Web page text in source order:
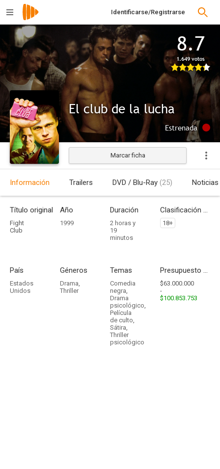
Identificarse/Registrarse
8.7
1.649 votos
El club de la lucha
Estrenada
Marcar ficha
Información Trailers DVD / Blu-Ray (25) Noticias
Título original
Fight
Club
Año
1999
Duración
2 horas y
19
minutos
Clasificación por edades
18+
País
Estados
Unidos
Géneros
Drama,
Thriller
Temas
Comedia
negra,
Drama
psicológico,
Película
de culto,
Sátira,
Thriller
psicológico
Presupuesto - Ingresos
$63.000.000
-
$100.853.753